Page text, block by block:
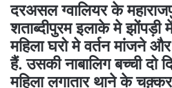
दरअसल ग्वालियर के
शताब्दीपुरम इलाके मे झोंपड़ी
महिला घरो मे वर्तन मांजने
हैं. उसकी नाबालिग बच्ची दो
महिला लगातार थाने के